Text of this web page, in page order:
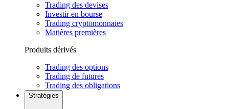
Trading des devises
Investir en bourse
Trading cryptomonnaies
Matières premières
Produits dérivés
Trading des options
Trading de futures
Trading des obligations
Stratégies